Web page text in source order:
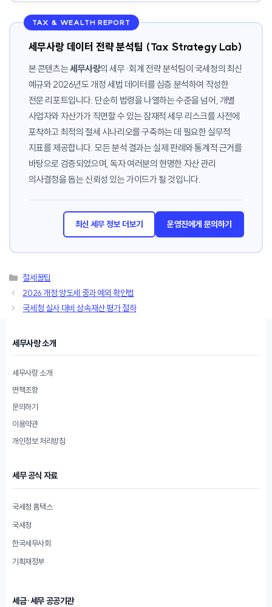
TAX & WEALTH REPORT
세무사랑 데이터 전략 분석팀 (Tax Strategy Lab)
본 콘텐츠는세무사랑의 세무·회계 전략 분석팀이 국세청의 최신
예규와 2026년도 개정 세법 데이터를 심층 분석하여 작성한
전문 리포트입니다. 단순히 법령을 나열하는 수준을 넘어, 개별
사업자와 자산가가 직면할 수 있는 잠재적 세무 리스크를 사전에
포착하고 최적의 절세 시나리오를 구축하는 데 필요한 실무적
지표를 제공합니다. 모든 분석 결과는 실제 판례와 통계적 근거를
바탕으로 검증되었으며, 독자 여러분의 현명한 자산 관리
의사결정을 돕는 신뢰성 있는 가이드가 될 것입니다.
최신 세무 정보 더보기 운영진에게 문의하기
카
테
리
절세꿀팁
2026 개정 양도세 중과 예외 확인법
국세청 실사 대비 상속재산 평가 절하
세무사랑 소개
세무사랑 소개
면책조항
문의하기
이용약관
개인정보 처리방침
세무 공식 자료
국세청 홈택스
국세청
한국세무사회
기획재정부
세금·세무 공공기관